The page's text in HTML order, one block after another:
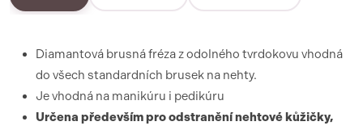
Diamantová brusná fréza z odolného tvrdokovu vhodná
do všech standardních brusek na nehty.
Je vhodná na manikúru i pedikúru
Určena především pro odstranění nehtové kůžičky,